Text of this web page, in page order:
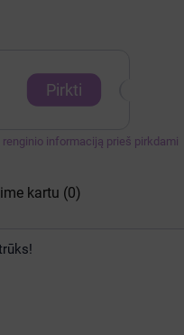
Pirkti
informaciją prieš pirkdami
kartu (0)